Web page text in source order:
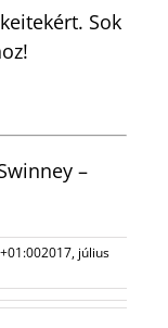
Sok
–
2017, július